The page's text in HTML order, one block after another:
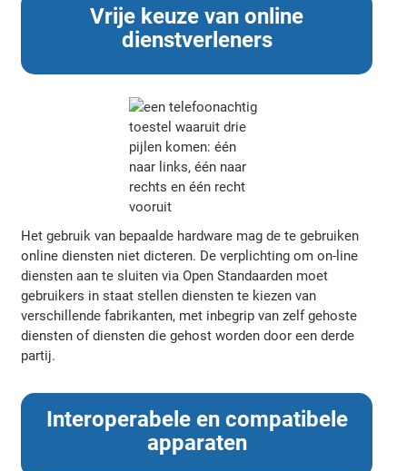
Vrije keuze van online
dienstverleners
Het gebruik van bepaalde hardware mag de te gebruiken
online diensten niet dicteren. De verplichting om on-line
diensten aan te sluiten via Open Standaarden moet
gebruikers in staat stellen diensten te kiezen van
verschillende fabrikanten, met inbegrip van zelf gehoste
diensten of diensten die gehost worden door een derde
partij.
Interoperabele en compatibele
apparaten